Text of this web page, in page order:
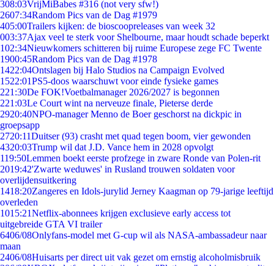
308:03VrijMiBabes #316 (not very sfw!)
2607:34Random Pics van de Dag #1979
405:00Trailers kijken: de bioscoopreleases van week 32
003:37Ajax veel te sterk voor Shelbourne, maar houdt schade beperkt
102:34Nieuwkomers schitteren bij ruime Europese zege FC Twente
1900:45Random Pics van de Dag #1978
1422:04Ontslagen bij Halo Studios na Campaign Evolved
1522:01PS5-doos waarschuwt voor einde fysieke games
221:30De FOK!Voetbalmanager 2026/2027 is begonnen
221:03Le Court wint na nerveuze finale, Pieterse derde
2920:40NPO-manager Menno de Boer geschorst na dickpic in
groepsapp
2720:11Duitser (93) crasht met quad tegen boom, vier gewonden
4320:03Trump wil dat J.D. Vance hem in 2028 opvolgt
119:50Lemmen boekt eerste profzege in zware Ronde van Polen-rit
2019:42'Zwarte weduwes' in Rusland trouwen soldaten voor
overlijdensuitkering
1418:20Zangeres en Idols-jurylid Jerney Kaagman op 79-jarige leeftijd
overleden
1015:21Netflix-abonnees krijgen exclusieve early access tot
uitgebreide GTA VI trailer
6406/08Onlyfans-model met G-cup wil als NASA-ambassadeur naar
maan
2406/08Huisarts per direct uit vak gezet om ernstig alcoholmisbruik